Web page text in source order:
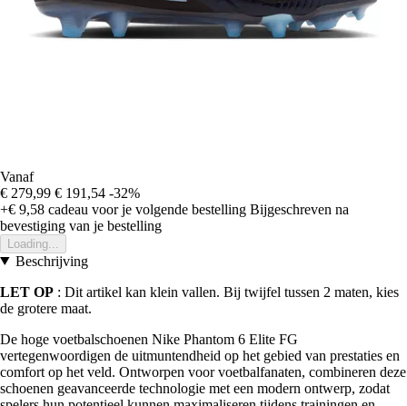
Vanaf
€ 279,99 € 191,54 -32%
+€ 9,58 cadeau voor je volgende bestelling Bijgeschreven na
bevestiging van je bestelling
Loading...
Beschrijving
LET OP : Dit artikel kan klein vallen. Bij twijfel tussen 2 maten, kies
de grotere maat.
De hoge voetbalschoenen Nike Phantom 6 Elite FG
vertegenwoordigen de uitmuntendheid op het gebied van prestaties en
comfort op het veld. Ontworpen voor voetbalfanaten, combineren deze
schoenen geavanceerde technologie met een modern ontwerp, zodat